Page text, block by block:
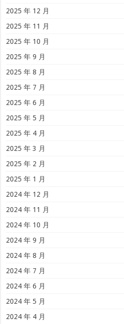
2025 年 12 月
2025 年 11 月
2025 年 10 月
2025 年 9 月
2025 年 8 月
2025 年 7 月
2025 年 6 月
2025 年 5 月
2025 年 4 月
2025 年 3 月
2025 年 2 月
2025 年 1 月
2024 年 12 月
2024 年 11 月
2024 年 10 月
2024 年 9 月
2024 年 8 月
2024 年 7 月
2024 年 6 月
2024 年 5 月
2024 年 4 月